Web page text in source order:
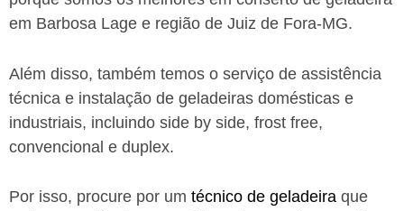
em Barbosa Lage e região de Juiz de Fora-MG.
Além disso, também temos o serviço de assistência
técnica e instalação de geladeiras domésticas e
industriais, incluindo side by side, frost free,
convencional e duplex.
Por isso, procure por um técnico de geladeira que